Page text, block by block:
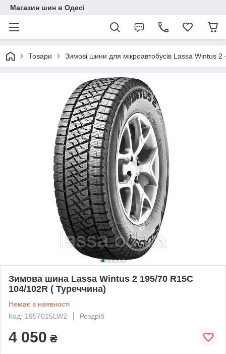
Магазин шин в Одесі
Товари Зимові шини для мікроавтобусів Lassa Wintus
Зимова шина Lassa Wintus 2 195/70 R15C
104/102R ( Туреччина)
Немає в наявності
Код: 1957015LW2
Роздріб
4 050 ₴